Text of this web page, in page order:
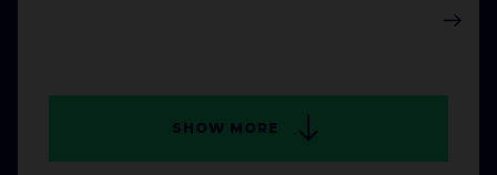
SHOW MORE